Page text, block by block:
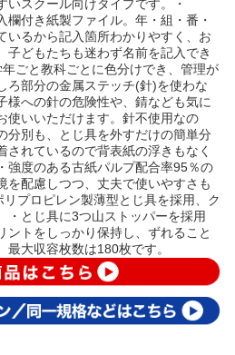
いスクール向けタイプです。・
欄付き紙製ファイル。年・組・番・
いるから記入箇所わかりやすく、お
子どもたちも迷わず名前を記入でき
ごと教科ごとに色分けでき、管理が
ろ部分の金属ステッチ(針)を使わな
様への針の危険性や、錆なども気に
使いいただけます。針不使用なの
分別も、とじ具を外すだけの簡単分
されているので背表紙の浮きもなく
強度のある古紙パルプ配合率95％の
を配慮しつつ、丈夫で使いやすさも
プロピレン製薄型とじ具を採用、ク
・とじ具に3つ山ストッパーを採用
ントをしっかり保持し、ずれること
大収容枚数は180枚です。